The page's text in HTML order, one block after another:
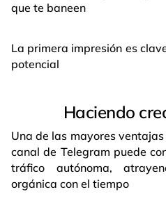
que te baneen
La primera impresión es
potencial
Haciendo
Una de las mayores
canal de Telegram puede
tráfico autónoma,
orgánica con el tiempo